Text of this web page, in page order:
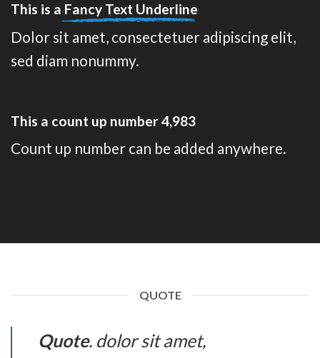
This is a Fancy Text Underline
Dolor sit amet, consectetuer adipiscing elit,
sed diam nonummy.
This a count up number4,998
Count up number can be added anywhere.
QUOTE
Quote. dolor sit amet,